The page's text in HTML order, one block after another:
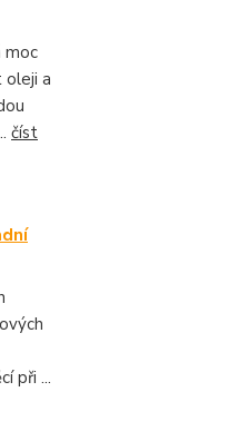
moc
oleji a
číst
při ...